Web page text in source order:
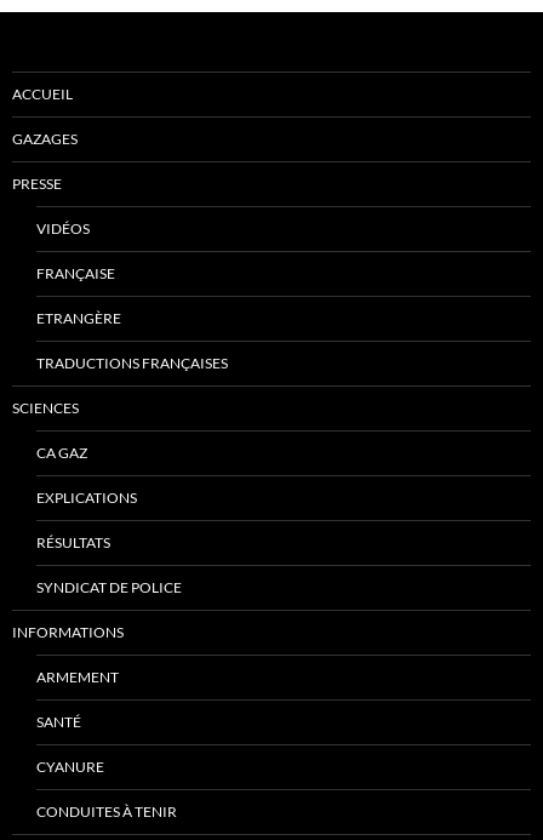
ACCUEIL
GAZAGES
PRESSE
VIDÉOS
FRANÇAISE
ETRANGÈRE
TRADUCTIONS FRANÇAISES
SCIENCES
CA GAZ
EXPLICATIONS
RÉSULTATS
SYNDICAT DE POLICE
INFORMATIONS
ARMEMENT
SANTÉ
CYANURE
CONDUITES À TENIR